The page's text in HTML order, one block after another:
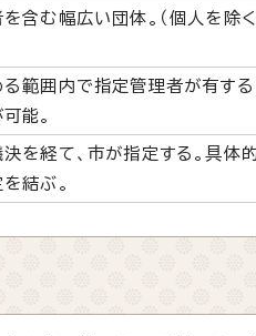
含む幅広い団体。（個人を除く
範囲内で指定管理者が有する
能。
を経て、市が指定する。具体
結ぶ。